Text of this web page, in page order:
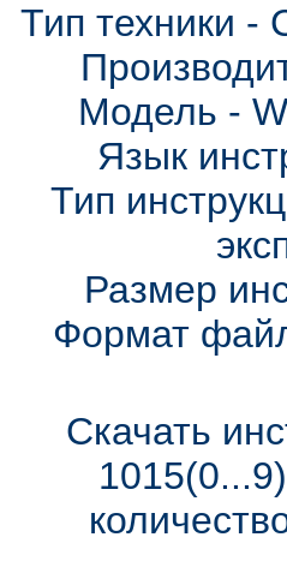
Тип техники
Модель -
Язык
Тип
Размер
Формат
Скачать